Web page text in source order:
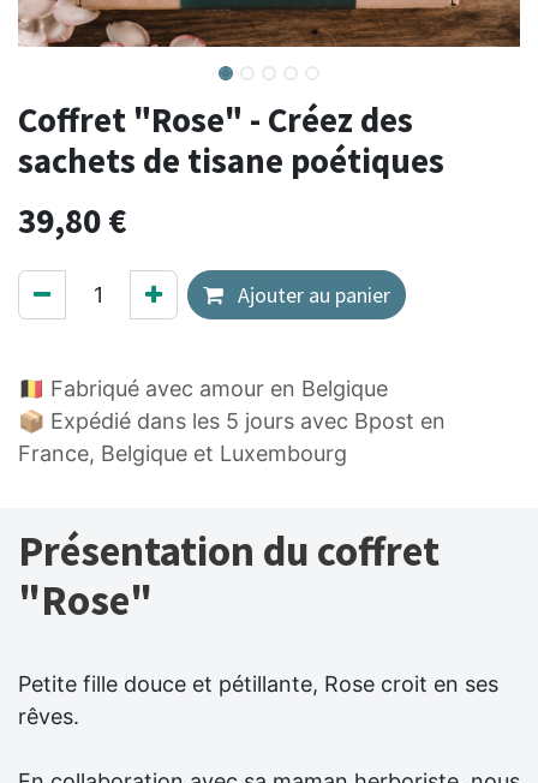
Coffret "Rose" - Créez des
sachets de tisane poétiques
39,80€
Ajouter au panier
🇧🇪 Fabriqué avec amour en Belgique
📦 Expédié dans les 5 jours avec Bpost en
France, Belgique et Luxembourg
Présentation du coffret
"Rose"
Petite fille douce et pétillante, Rose croit en ses
rêves.